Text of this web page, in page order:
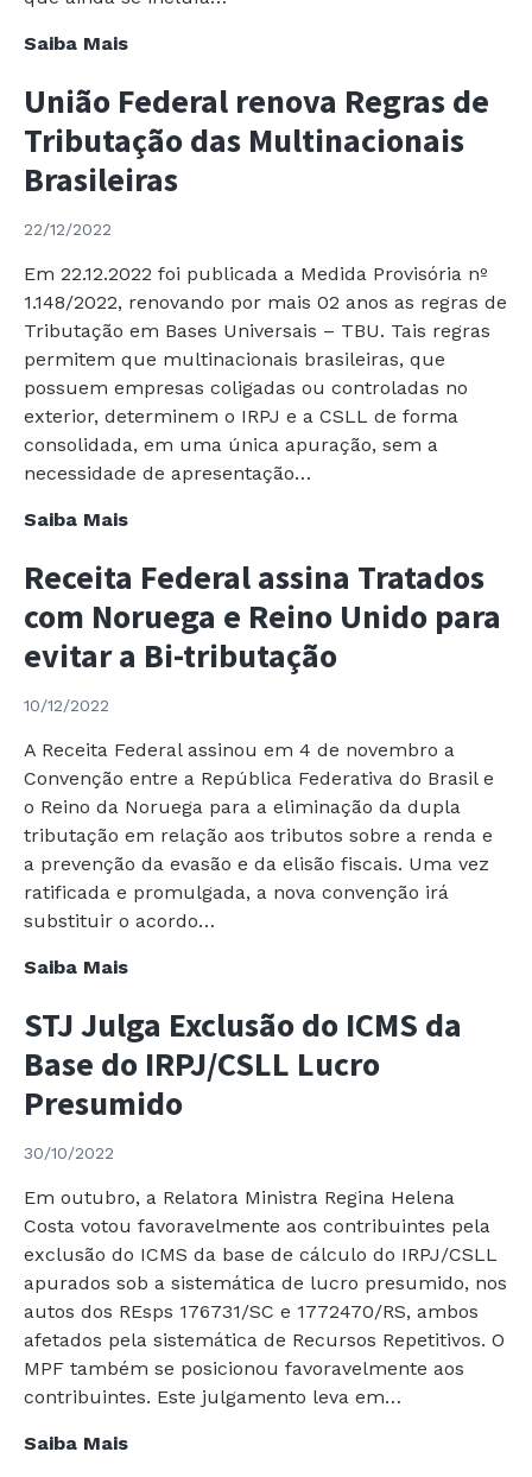
Saiba MaisReceita
emite
Instrução
Normativa
atualizando
o
PIS/COFINS
União Federal renova Regras de
Tributação das Multinacionais
Brasileiras
22/12/2022
Em 22.12.2022 foi publicada a Medida Provisória nº
1.148/2022, renovando por mais 02 anos as regras de
Tributação em Bases Universais – TBU. Tais regras
permitem que multinacionais brasileiras, que
possuem empresas coligadas ou controladas no
exterior, determinem o IRPJ e a CSLL de forma
consolidada, em uma única apuração, sem a
necessidade de apresentação…
Saiba MaisUnião
renova
de
Tributação
Brasileiras
Receita Federal assina Tratados
com Noruega e Reino Unido para
evitar a Bi-tributação
10/12/2022
A Receita Federal assinou em 4 de novembro a
Convenção entre a República Federativa do Brasil e
o Reino da Noruega para a eliminação da dupla
tributação em relação aos tributos sobre a renda e
a prevenção da evasão e da elisão fiscais. Uma vez
ratificada e promulgada, a nova convenção irá
substituir o acordo…
Saiba MaisReceita
assina
Tratados
com
Noruega
Unido
para
evitar
a
Bi-
tributação
STJ Julga Exclusão do ICMS da
Base do IRPJ/CSLL Lucro
Presumido
30/10/2022
Em outubro, a Relatora Ministra Regina Helena
Costa votou favoravelmente aos contribuintes pela
exclusão do ICMS da base de cálculo do IRPJ/CSLL
apurados sob a sistemática de lucro presumido, nos
autos dos REsps 176731/SC e 1772470/RS, ambos
afetados pela sistemática de Recursos Repetitivos. O
MPF também se posicionou favoravelmente aos
contribuintes. Este julgamento leva em…
Saiba MaisSTJ